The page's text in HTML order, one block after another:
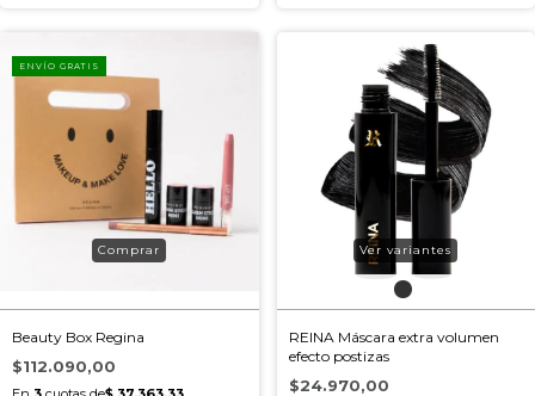
ENVÍO GRATIS
Beauty Box Regina
$112.090,00
REINA Máscara extra volumen
efecto postizas
$24.970,00
Ver variantes